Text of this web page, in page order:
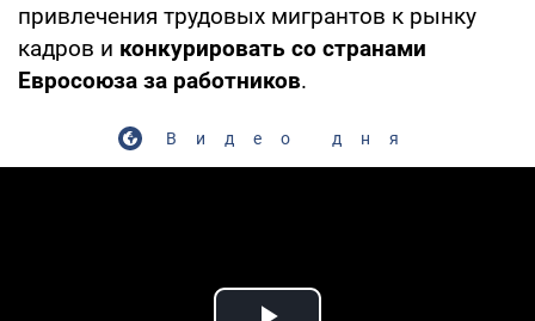
привлечения трудовых мигрантов к рынку
кадров и конкурировать со странами
Евросоюза за работников.
Видео дня